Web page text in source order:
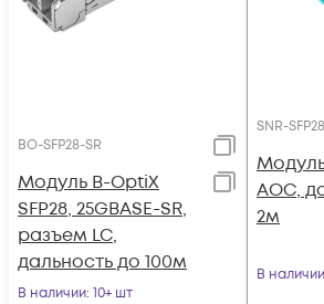
BO-SFP28-SR
Модуль B-OptiX
SFP28, 25GBASE-SR,
разъем LC,
дальность до 100м
В наличии: 10+ шт
SNR-
Модуль
AOC,
2м
В наличии